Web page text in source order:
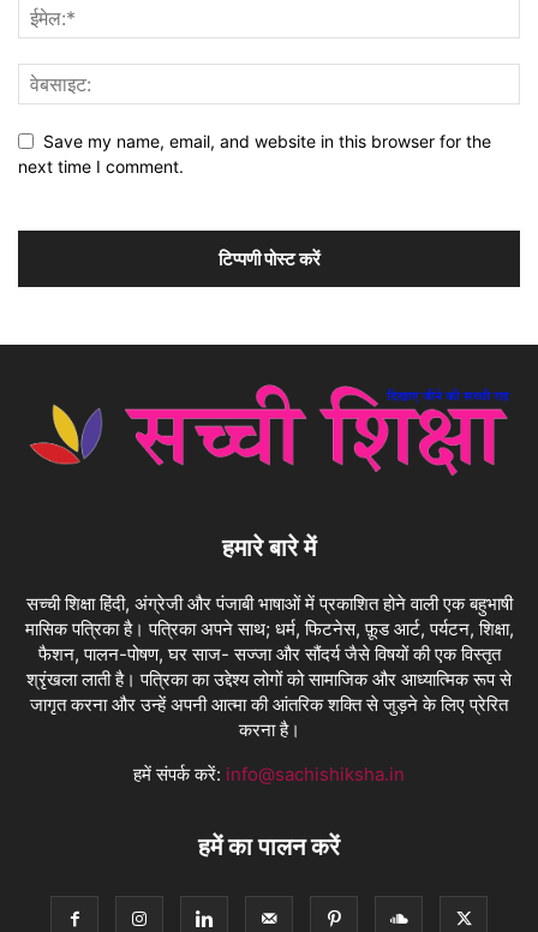
Save my name, email, and website in this browser for the
next time I comment.
हमारे बारे में
सच्ची शिक्षा हिंदी, अंग्रेजी और पंजाबी भाषाओं में प्रकाशित होने वाली एक बहुभाषी
मासिक पत्रिका है। पत्रिका अपने साथ; धर्म, फिटनेस, फ़ूड आर्ट, पर्यटन, शिक्षा,
फैशन, पालन-पोषण, घर साज- सज्जा और सौंदर्य जैसे विषयों की एक विस्तृत
श्रृंखला लाती है। पत्रिका का उद्देश्य लोगों को सामाजिक और आध्यात्मिक रूप से
जागृत करना और उन्हें अपनी आत्मा की आंतरिक शक्ति से जुड़ने के लिए प्रेरित
करना है।
हमें संपर्क करें: info@sachishiksha.in
हमें का पालन करें